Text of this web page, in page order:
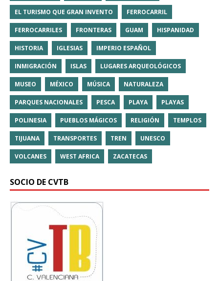
EL TURISMO QUE GRAN INVENTO FERROCARRIL
FERROCARRILES FRONTERAS GUAM HISPANIDAD
HISTORIA IGLESIAS IMPERIO ESPAÑOL
INMIGRACIÓN ISLAS LUGARES ARQUEOLÓGICOS
MUSEO MÉXICO MÚSICA NATURALEZA
PARQUES NACIONALES PESCA PLAYA PLAYAS
POLINESIA PUEBLOS MÁGICOS RELIGIÓN TEMPLOS
TIJUANA TRANSPORTES TREN UNESCO
VOLCANES WEST AFRICA ZACATECAS
SOCIO DE CVTB